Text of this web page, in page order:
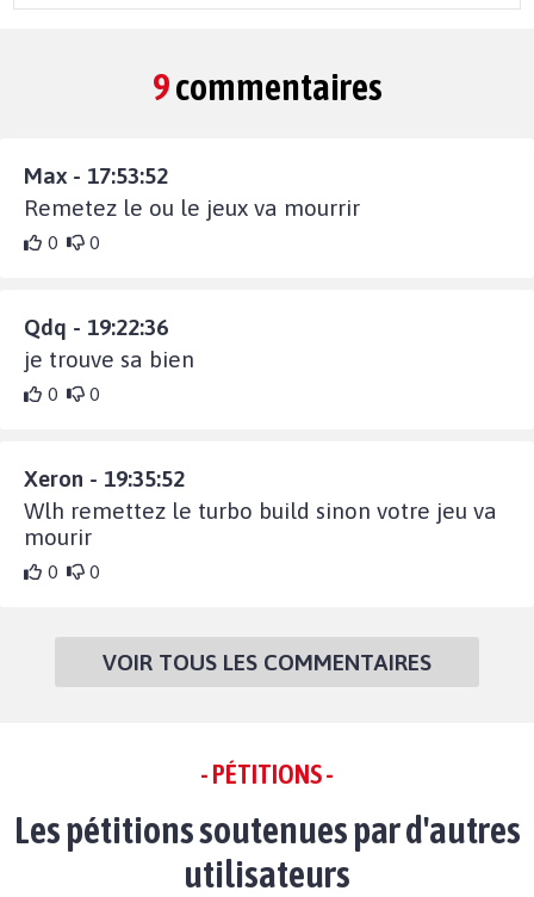
9commentaires
Max - 17:53:52
Remetez le ou le jeux va mourrir
0 0
Qdq - 19:22:36
je trouve sa bien
0 0
Xeron - 19:35:52
Wlh remettez le turbo build sinon votre jeu va
mourir
0 0
VOIR TOUS LES COMMENTAIRES
- PÉTITIONS -
Les pétitions soutenues par d'autres
utilisateurs